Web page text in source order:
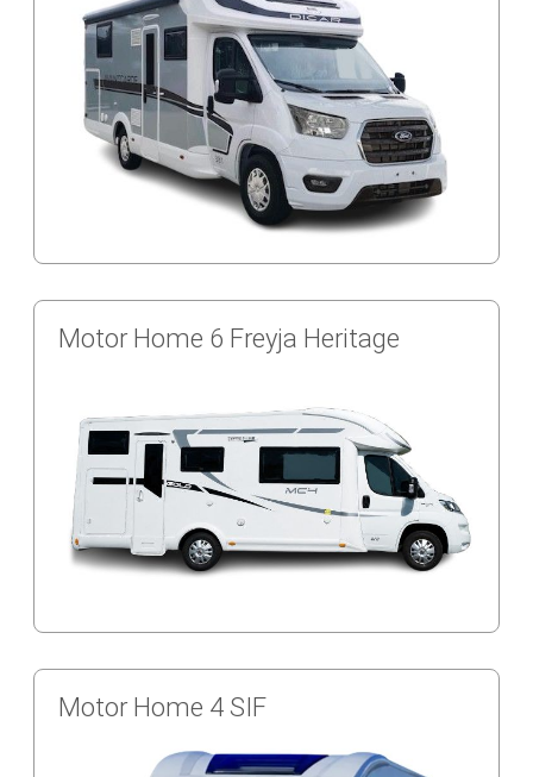
Motor Home 6 Freyja Heritage
Motor Home 4 SIF